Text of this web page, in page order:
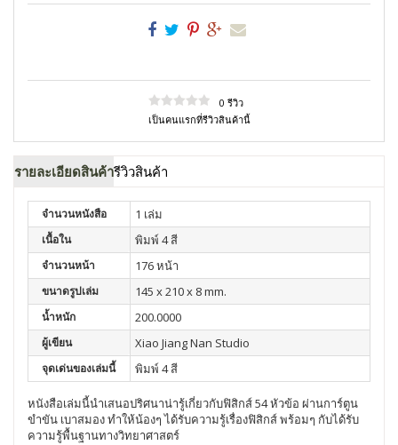
0 รีวิว
เป็นคนแรกที่รีวิวสินค้านี้
รายละเอียดสินค้ารีวิวสินค้า
จำนวนหนังสือ 1 เล่ม
เนื้อใน พิมพ์ 4 สี
จำนวนหน้า 176 หน้า
ขนาดรูปเล่ม 145 x 210 x 8 mm.
น้ำหนัก 200.0000
ผู้เขียน Xiao Jiang Nan Studio
จุดเด่นของเล่มนี้ พิมพ์ 4 สี
หนังสือเล่มนี้นำเสนอปริศนาน่ารู้เกี่ยวกับฟิสิกส์54หัวข้อ ผ่านการ์ตูน
ขำขัน เบาสมองทำให้น้องๆ ได้รับความรู้เรื่องฟิสิกส์พร้อมๆ กับได้รับ
ความรู้พื้นฐานทางวิทยาศาสตร์